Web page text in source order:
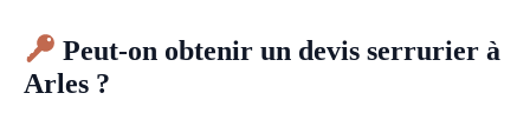
Peut-on obtenir un devis serrurier à
Arles ?